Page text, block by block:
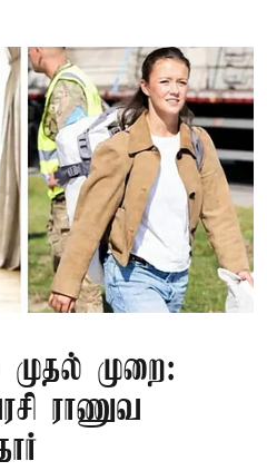
முதல் முறை:
ராணுவ